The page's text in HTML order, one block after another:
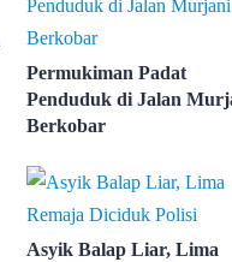
Permukiman Padat
Penduduk di Jalan
Berkobar
Asyik Balap Liar, Lima